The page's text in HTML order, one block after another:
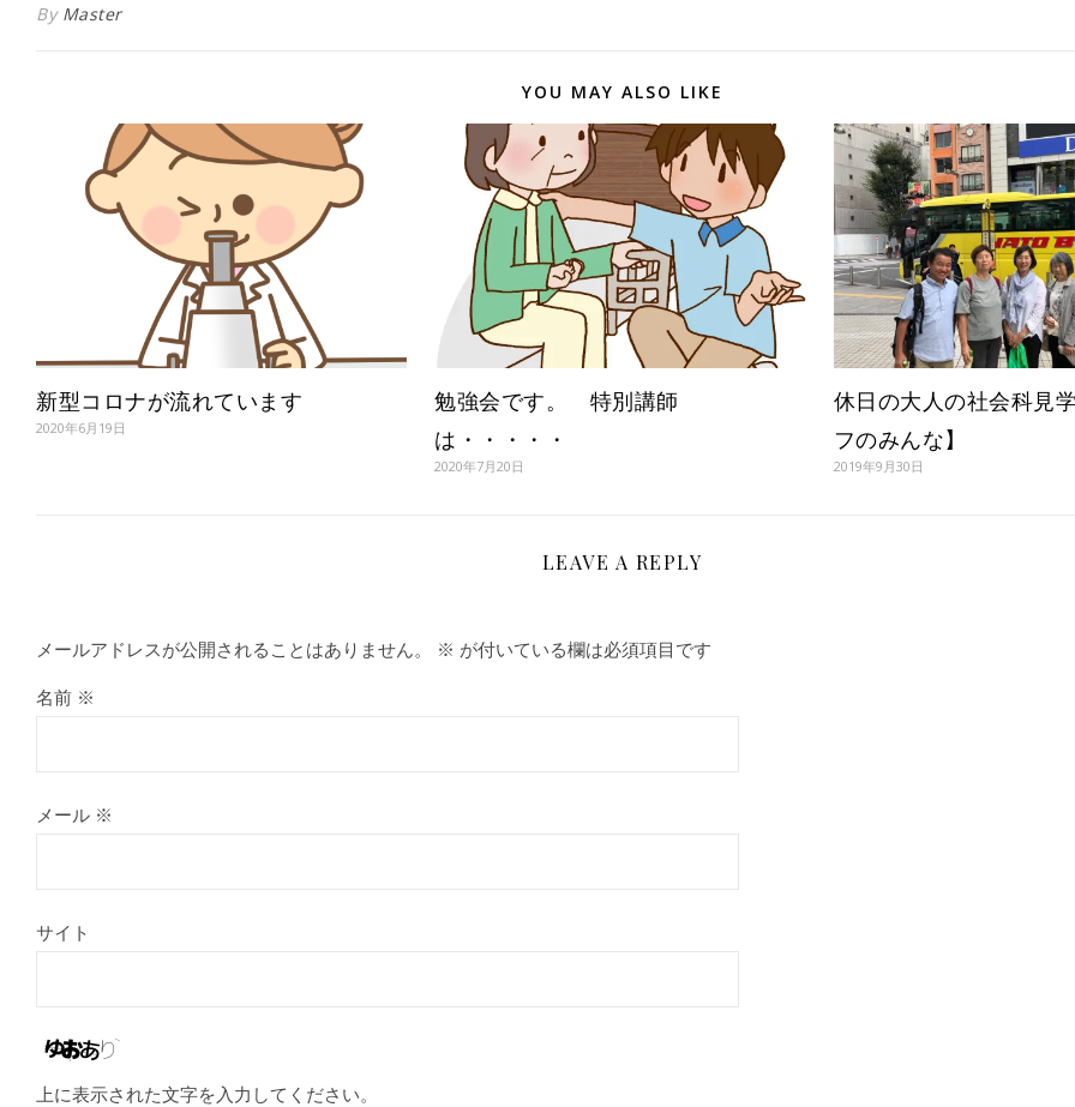
By Master
YOU MAY ALSO LIKE
新型コロナが流れています
2020年6月19日
勉強会です。 特別講師
は・・・・・
2020年7月20日
休日の大人の社会科見
フのみんな】
2019年9月30日
LEAVE A REPLY
メールアドレスが公開されることはありません。 ※ が付いている欄は必須項目です
名前 ※
メール ※
サイト
上に表示された文字を入力してください。